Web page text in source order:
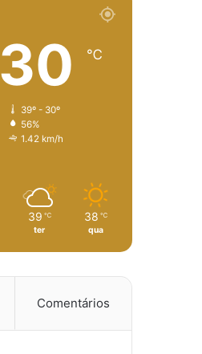
30 ℃
39º - 30º
56%
1.42 km/h
39 ℃
ter
38 ℃
qua
Comentários